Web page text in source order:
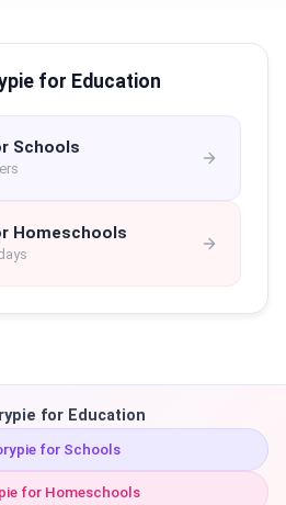
for Education
Schools
Homeschools
for Education
for Schools
for Homeschools